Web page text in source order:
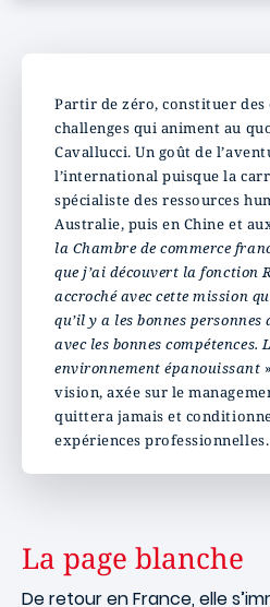
Partir de zéro, constituer
challenges qui animent au
Cavallucci. Un goût de
l’international puisque la
spécialiste des ressources
Australie, puis en Chine et
la Chambre de commerce
que j’ai découvert la fonction
accroché avec cette mission
qu’il y a les bonnes personnes
avec les bonnes compétences.
environnement épanouissant
vision, axée sur le
quittera jamais et
expériences professionnelles.
La page blanche
De retour en France, elle